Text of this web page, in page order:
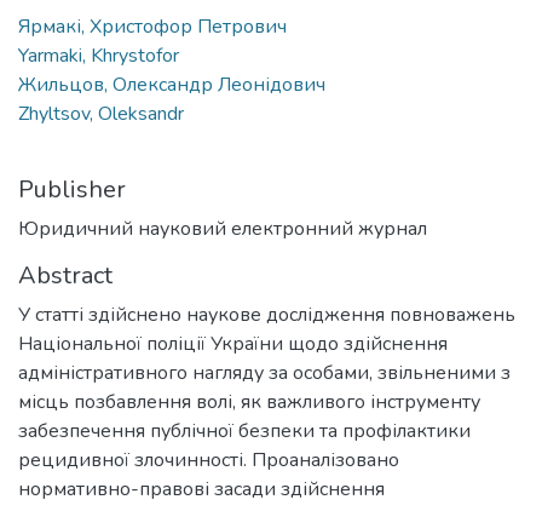
Ярмакі, Христофор Петрович
Yarmaki, Khrystofor
Жильцов, Олександр Леонідович
Zhyltsov, Oleksandr
Publisher
Юридичний науковий електронний журнал
Abstract
У статті здійснено наукове дослідження повноважень
Національної поліції України щодо здійснення
адміністративного нагляду за особами, звільненими з
місць позбавлення волі, як важливого інструменту
забезпечення публічної безпеки та профілактики
рецидивної злочинності. Проаналізовано
нормативно-правові засади здійснення